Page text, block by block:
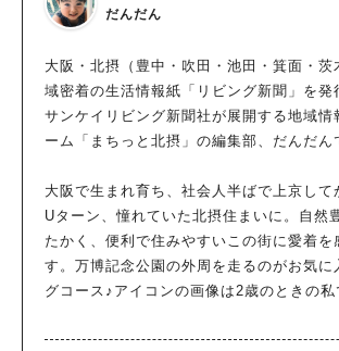
だんだん
大阪・北摂（豊中・吹田・池田・箕面・茨
域密着の生活情報紙「リビング新聞」を発
サンケイリビング新聞社が展開する地域情
ーム「まちっと北摂」の編集部、だんだん
大阪で生まれ育ち、社会人半ばで上京して
Uターン、憧れていた北摂住まいに。自然
たかく、便利で住みやすいこの街に愛着を
す。万博記念公園の外周を走るのがお気に
グコース♪アイコンの画像は2歳のときの私